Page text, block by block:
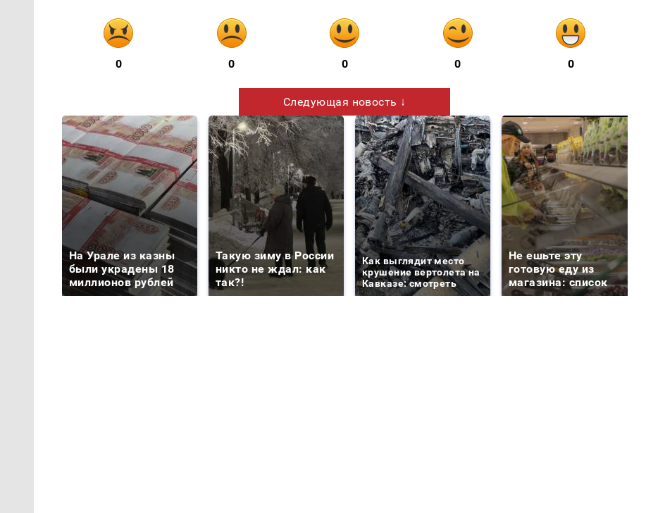
0 0 0 0 0
Следующая новость ↓
На Урале из казны
были украдены 18
миллионов рублей
Такую зиму в России
никто не ждал: как
так?!
Как выглядит место
крушение вертолета на
Кавказе: смотреть
Не ешьте эту
готовую еду из
магазина: список